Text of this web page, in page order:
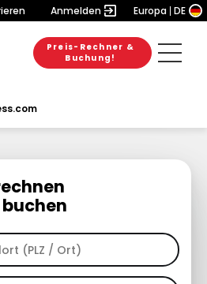
Anmelden Europa DE
Preis-Rechner &
Buchung!